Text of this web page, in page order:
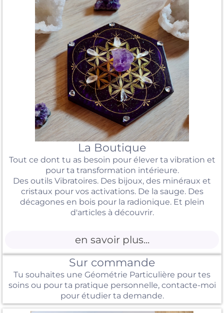
La Boutique
Tout ce dont tu as besoin pour élever ta vibration et
pour ta transformation intérieure.
Des outils Vibratoires. Des bijoux, des minéraux et
cristaux pour vos activations. De la sauge. Des
décagones en bois pour la radionique. Et plein
d'articles à découvrir.
en savoir plus...
Sur commande
Tu souhaites une Géométrie Particulière pour tes
soins ou pour ta pratique personnelle, contacte-moi
pour étudier ta demande.